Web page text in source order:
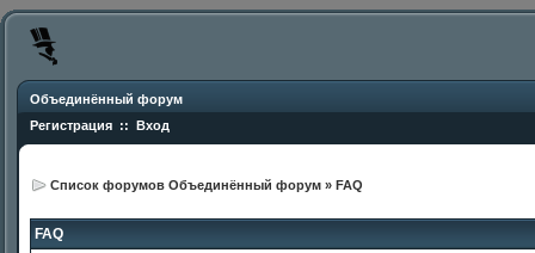
Объединённый форум
Регистрация :: Вход
Список форумов Объединённый форум » FAQ
FAQ